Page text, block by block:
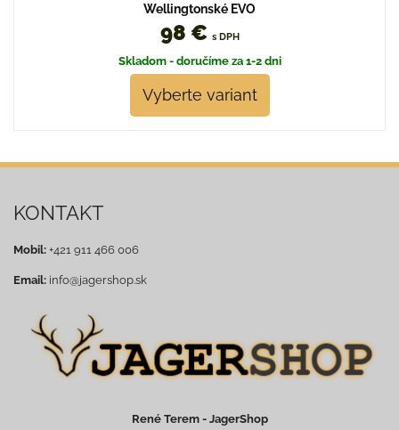
Wellingtonské EVO
98 € s DPH
Skladom - doručíme za 1-2 dni
Vyberte variant
KONTAKT
Mobil: +421 911 466 006
Email: info@jagershop.sk
René Terem - JagerShop